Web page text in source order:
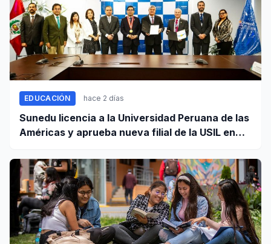
EDUCACIÓN hace 2 días
Sunedu licencia a la Universidad Peruana de las
Américas y aprueba nueva filial de la USIL en